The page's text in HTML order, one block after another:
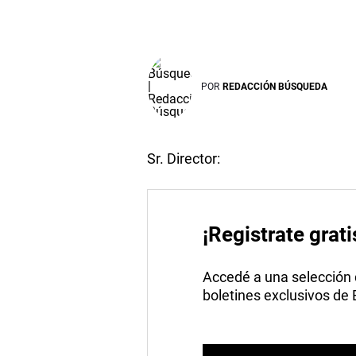
POR REDACCIÓN BÚSQUEDA
Sr. Director:
¡Registrate
Accedé a una
boletines exclusivos de